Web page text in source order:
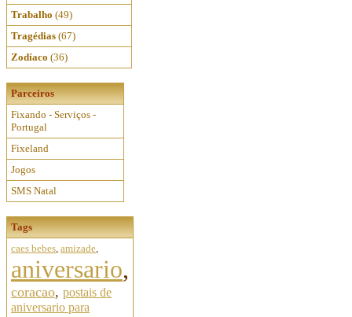
Trabalho (49)
Tragédias (67)
Zodíaco (36)
Parceiros
Fixando - Serviços -
Portugal
Fixeland
Jogos
SMS Natal
Tags
caes bebes, amizade,
aniversario,
coracao, postais de
aniversario para